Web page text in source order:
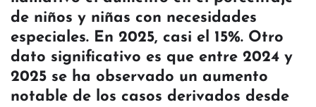
de niños y niñas con necesidades
especiales. En 2025, casi el 15%. Otro
dato significativo es que entre 2024 y
2025 se ha observado un aumento
notable de los casos derivados desde